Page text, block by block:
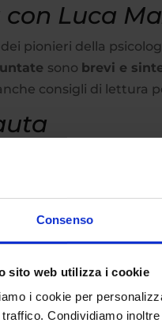
Consenso
sito web utilizza i cookie
i cookie per
traffico. Condividiamo
con Luca
pionieri della
sono brevi e
consigli di lettura
Rosso, medico,
e le sue